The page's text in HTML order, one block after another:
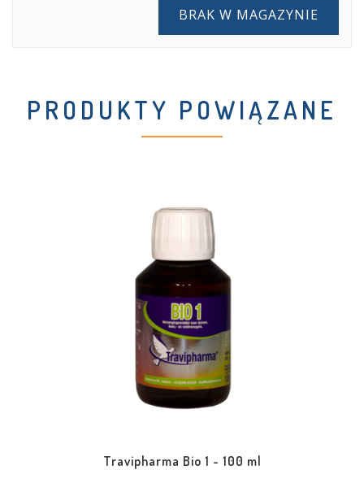
BRAK W MAGAZYNIE
PRODUKTY POWIĄZANE
Travipharma Bio 1 - 100 ml